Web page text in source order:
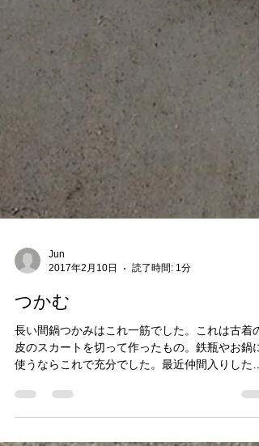
Jun
2017年2月10日
つかむ
長い間鍋つかみはこれ一筋でした。これは古着の
は言わずと知れた軍手です。軍手を２枚重ねたも